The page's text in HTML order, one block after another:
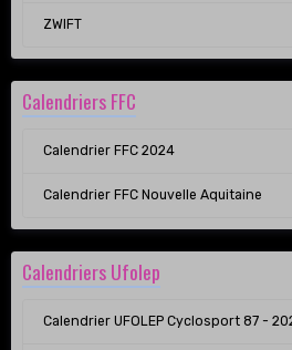
ZWIFT
Calendriers FFC
Calendrier FFC 2024
Calendrier FFC Nouvelle Aquitaine
Calendriers Ufolep
Calendrier UFOLEP Cyclosport 87 -